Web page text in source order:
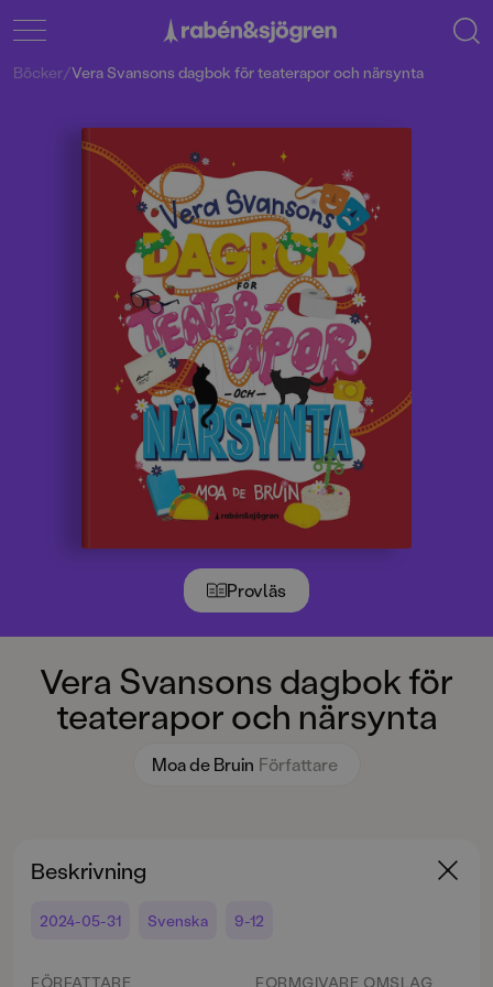
Provläs
Vera Svansons dagbok för
teaterapor och närsynta
Moa de Bruin Författare
Böcker/Vera Svansons dagbok för teaterapor och närsynta
Beskrivning
2024-05-31 Svenska 9-12
FÖRFATTARE FORMGIVARE OMSLAG